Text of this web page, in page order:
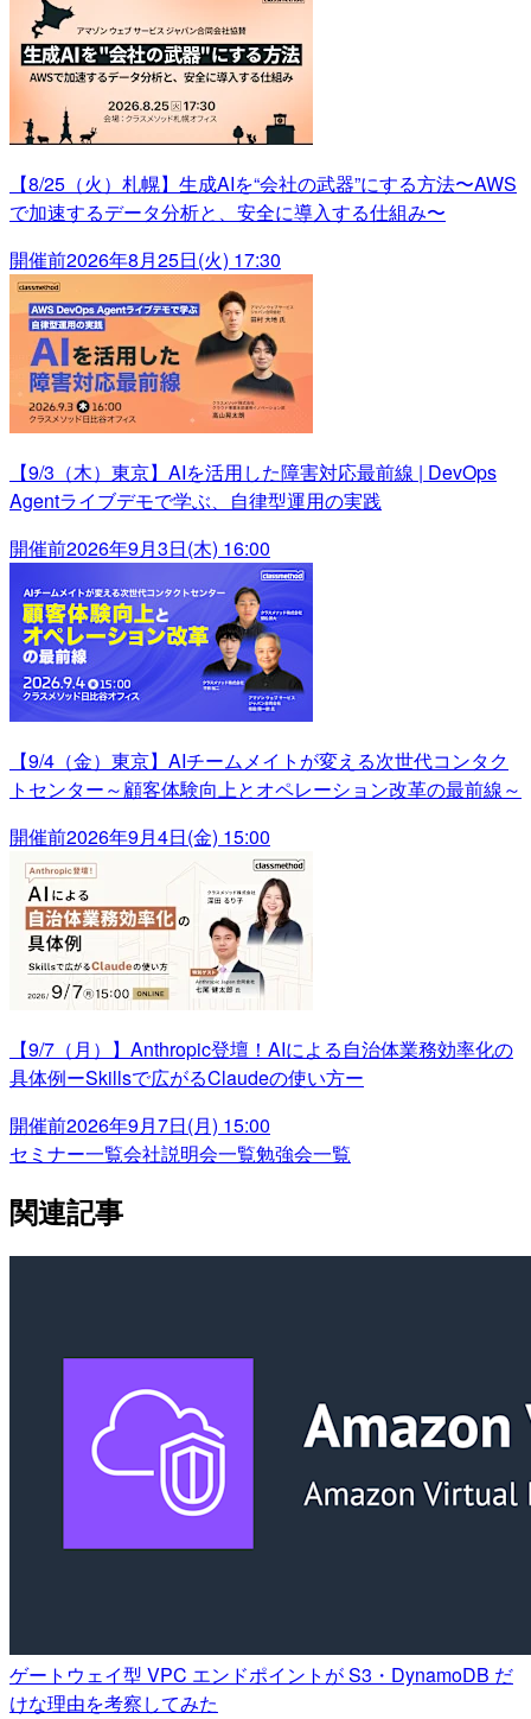
【8/25（火）札幌】生成AIを“会社の武器”にする方法〜AWS
で加速するデータ分析と、安全に導入する仕組み〜
開催前2026年8月25日(火) 17:30
【9/3（木）東京】AIを活用した障害対応最前線 | DevOps
Agentライブデモで学ぶ、自律型運用の実践
開催前2026年9月3日(木) 16:00
【9/4（金）東京】AIチームメイトが変える次世代コンタク
トセンター～顧客体験向上とオペレーション改革の最前線～
開催前2026年9月4日(金) 15:00
【9/7（月）】Anthropic登壇！AIによる自治体業務効率化の
具体例ーSkillsで広がるClaudeの使い方ー
開催前2026年9月7日(月) 15:00
セミナー一覧会社説明会一覧勉強会一覧
関連記事
ゲートウェイ型 VPC エンドポイントが S3・DynamoDB だ
けな理由を考察してみた